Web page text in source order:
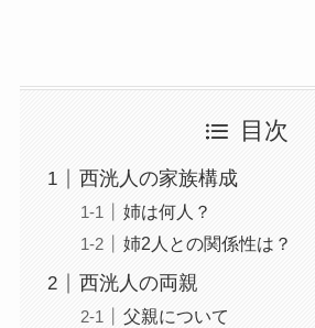
目次
西洸人の家族構成
姉は何人？
姉2人との関係性は？
西洸人の両親
父親について